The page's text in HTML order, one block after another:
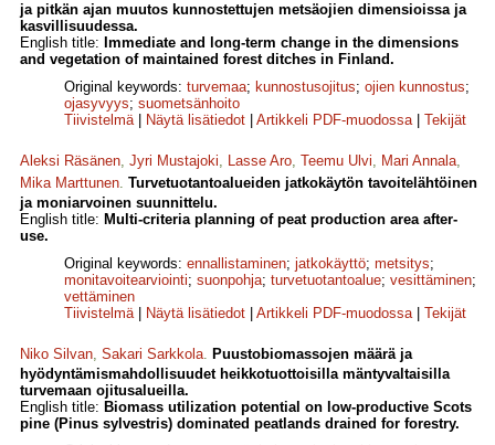
ja pitkän ajan muutos kunnostettujen metsäojien dimensioissa ja
kasvillisuudessa.
English title: Immediate and long-term change in the dimensions
and vegetation of maintained forest ditches in Finland.
Original keywords: turvemaa; kunnostusojitus; ojien kunnostus;
ojasyvyys; suometsänhoito
Tiivistelmä| Näytä lisätiedot Artikkeli PDF-muodossa| Tekijät
Aleksi Räsänen, Jyri Mustajoki, Lasse Aro, Teemu Ulvi, Mari Annala,
Mika Marttunen. Turvetuotantoalueiden jatkokäytön tavoite­lähtöinen
ja moniarvoinen suunnittelu.
English title: Multi-criteria planning of peat production area after-
use.
Original keywords: ennallistaminen; jatkokäyttö; metsitys;
monitavoitearviointi; suonpohja; turvetuotantoalue; vesittäminen;
vettäminen
Tiivistelmä| Näytä lisätiedot Artikkeli PDF-muodossa| Tekijät
Niko Silvan, Sakari Sarkkola. Puustobiomassojen määrä ja
hyödyntämismahdollisuudet heikkotuottoisilla mäntyvaltaisilla
turvemaan ojitusalueilla.
English title: Biomass utilization potential on low-productive Scots
pine (Pinus sylvestris) dominated peatlands drained for forestry.